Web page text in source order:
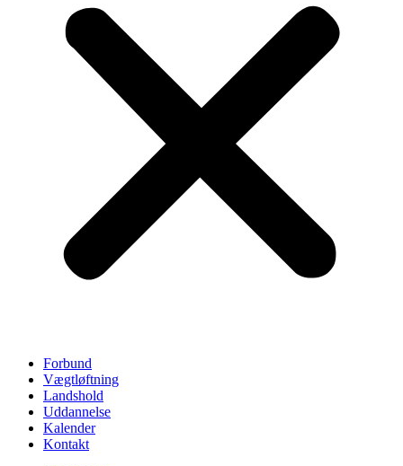
Forbund
Vægtløftning
Landshold
Uddannelse
Kalender
Kontakt